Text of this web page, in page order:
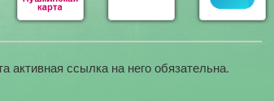
активная ссылка на него обязательна.